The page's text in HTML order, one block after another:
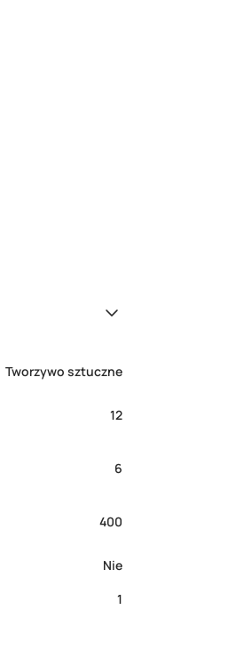
Tworzywo sztuczne
12
6
400
Nie
1